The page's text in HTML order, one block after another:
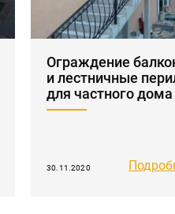
Ограждение
и лестничные
для частного дома
30.11.2020